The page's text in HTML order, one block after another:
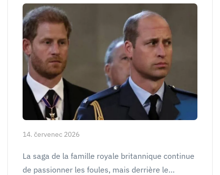
14. červenec 2026
La saga de la famille royale britannique continue
de passionner les foules, mais derrière le…